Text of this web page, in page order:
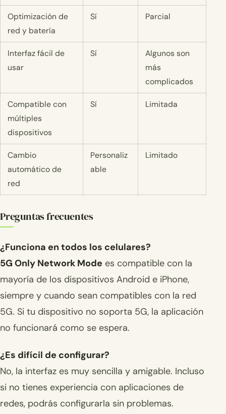
Optimización de
red y batería
Sí Parcial
Interfaz fácil de
usar
Sí
Algunos son
más
complicados
Compatible con
múltiples
dispositivos
Sí Limitada
Cambio
automático de
red
Personaliz
able
Limitado
Preguntas frecuentes
¿Funciona en todos los celulares?
5G Only Network Mode es compatible con la
mayoría de los dispositivos Android e iPhone,
siempre y cuando sean compatibles con la red
5G. Si tu dispositivo no soporta 5G, la aplicación
no funcionará como se espera.
¿Es difícil de configurar?
No, la interfaz es muy sencilla y amigable. Incluso
si no tienes experiencia con aplicaciones de
redes, podrás configurarla sin problemas.